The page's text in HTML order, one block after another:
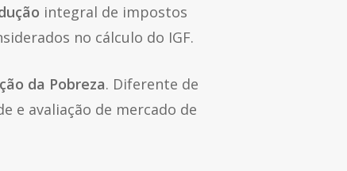
integral de impostos
no cálculo do IGF.
da Pobreza. Diferente de
e avaliação de mercado de